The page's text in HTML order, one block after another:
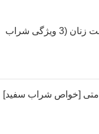
خواص شراب انگور برای عفونت زنان (3 ویژگی شراب